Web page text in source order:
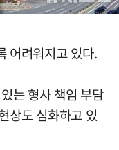
어려워지고 있다.
는 형사 책임 부담
상도 심화하고 있